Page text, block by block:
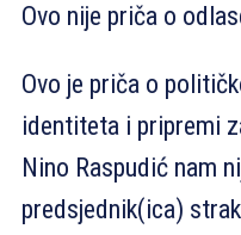
Ovo nije priča o
Ovo je priča o
identiteta i pripremi
Nino Raspudić nam
predsjednik(ica)